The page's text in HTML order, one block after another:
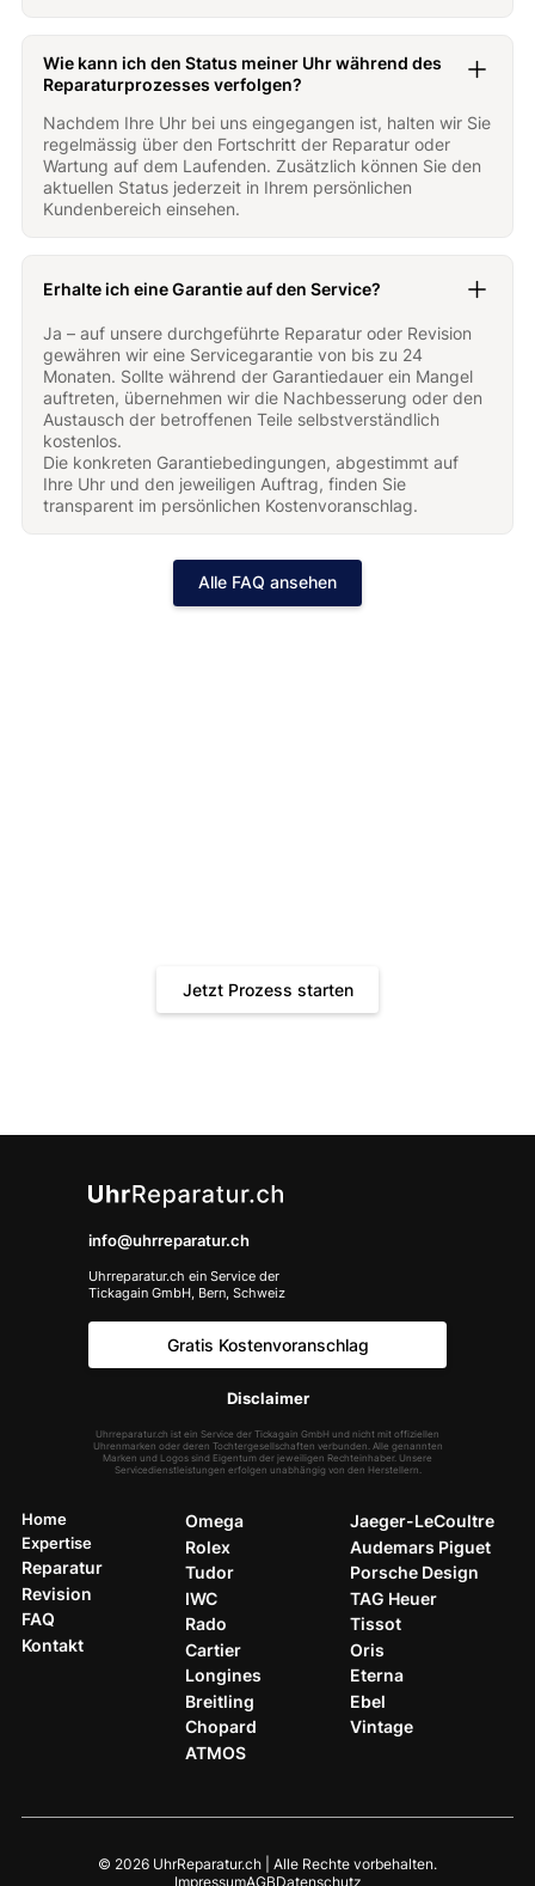
Wie kann ich den Status meiner Uhr während des
Reparaturprozesses verfolgen?
Nachdem Ihre Uhr bei uns eingegangen ist, halten wir Sie
regelmässig über den Fortschritt der Reparatur oder
Wartung auf dem Laufenden. Zusätzlich können Sie den
aktuellen Status jederzeit in Ihrem persönlichen
Kundenbereich einsehen.
Erhalte ich eine Garantie auf den Service?
Ja – auf unsere durchgeführte Reparatur oder Revision
gewähren wir eine Servicegarantie von bis zu 24
Monaten. Sollte während der Garantiedauer ein Mangel
auftreten, übernehmen wir die Nachbesserung oder den
Austausch der betroffenen Teile selbstverständlich
kostenlos.
Die konkreten Garantiebedingungen, abgestimmt auf
Ihre Uhr und den jeweiligen Auftrag, finden Sie
transparent im persönlichen Kostenvoranschlag.
Alle FAQ ansehen
Jetzt Prozess starten
info@uhrreparatur.ch
Uhrreparatur.ch ein Service der
Tickagain GmbH, Bern, Schweiz
Gratis Kostenvoranschlag
Disclaimer
Uhrreparatur.ch ist ein Service der Tickagain GmbH und nicht mit offiziellen
Uhrenmarken oder deren Tochtergesellschaften verbunden. Alle genannten
Marken und Logos sind Eigentum der jeweiligen Rechteinhaber. Unsere
Servicedienstleistungen erfolgen unabhängig von den Herstellern.
Home
Expertise
Reparatur
Revision
FAQ
Kontakt
Omega
Rolex
Tudor
IWC
Rado
Cartier
Longines
Breitling
Chopard
ATMOS
Jaeger-LeCoultre
Audemars Piguet
Porsche Design
TAG Heuer
Tissot
Oris
Eterna
Ebel
Vintage
© 2026 UhrReparatur.ch | Alle Rechte vorbehalten.
ImpressumAGBDatenschutz